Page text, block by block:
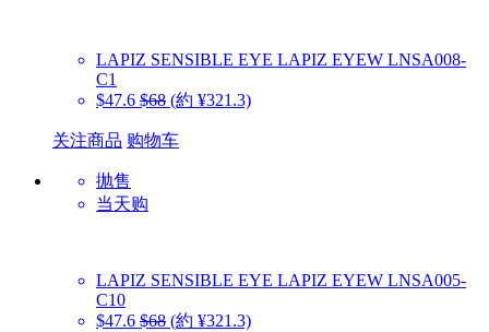
LAPIZ SENSIBLE EYE LAPIZ EYEW LNSA008-
C1
$47.6 $68 (約 ¥321.3)
关注商品 购物车
抛售
当天购
LAPIZ SENSIBLE EYE LAPIZ EYEW LNSA005-
C10
$47.6 $68 (約 ¥321.3)